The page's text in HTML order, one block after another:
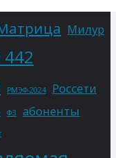
Милур
РМЭФ-2024 Россети
ФЗ абоненты